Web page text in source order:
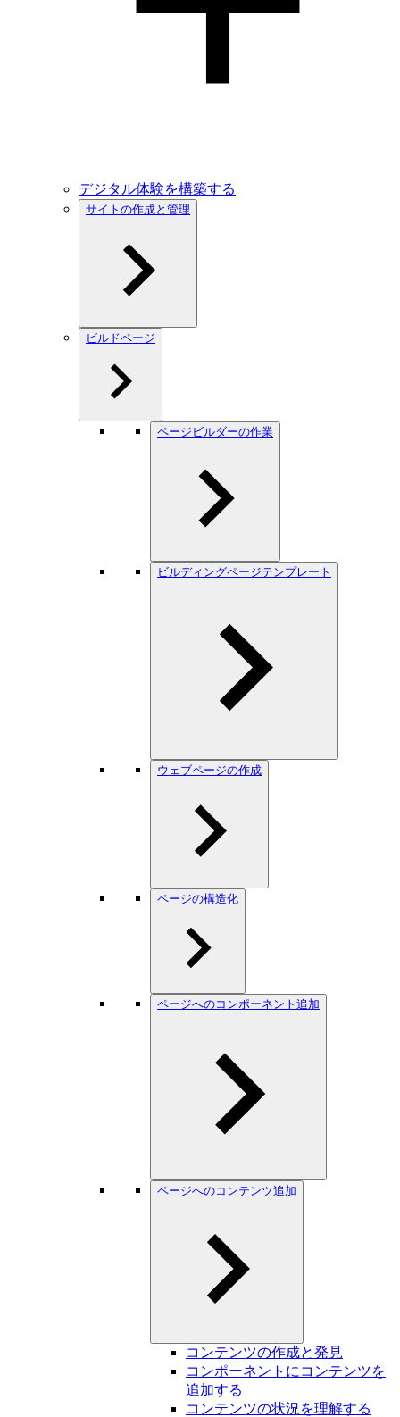
デジタル体験を構築する
サイトの作成と管理
ビルドページ
ページビルダーの作業
ビルディングページテンプレート
ウェブページの作成
ページの構造化
ページへのコンポーネント追加
ページへのコンテンツ追加
コンテンツの作成と発見
コンポーネントにコンテンツを
追加する
コンテンツの状況を理解する